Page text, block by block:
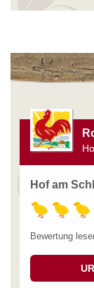
Hof am
Bewertung